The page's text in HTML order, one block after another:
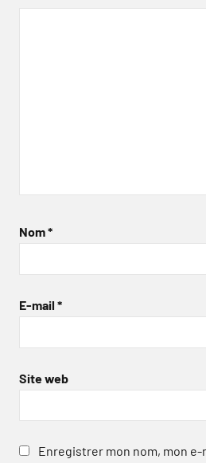
Nom*
E-mail *
Site web
Enregistrer mon nom, mon